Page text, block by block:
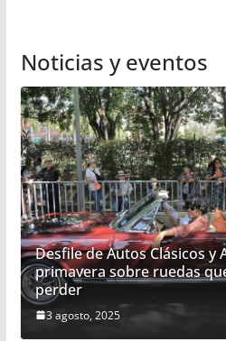
Noticias y eventos
Desfile de Autos Clásicos y
primavera sobre ruedas
perder
3 agosto, 2025